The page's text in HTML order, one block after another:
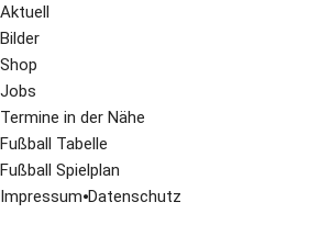
Referenzkunde 1
Aktuell
Bilder
Shop
Jobs
Termine in der Nähe
Fußball Tabelle
Fußball Spielplan
Impressum⦁Datenschutz